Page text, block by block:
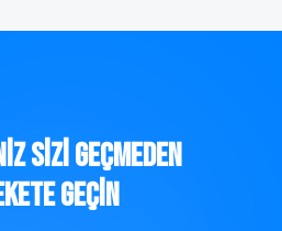
Sizi Geçmeden
Geçin